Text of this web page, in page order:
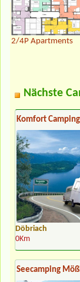
2/4P Apartments
Nächste
Komfort
Döbriach
0Km
Seecamping